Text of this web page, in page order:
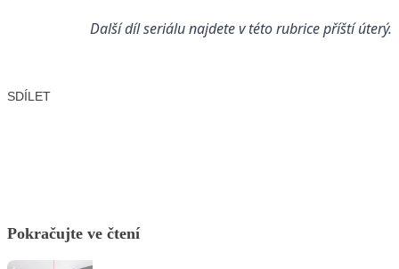
Další díl seriálu najdete v této rubrice příští úterý.
SDÍLET
Pokračujte ve čtení